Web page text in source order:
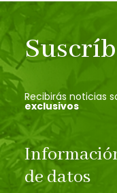
Recibirás noticias
exclusivos
de datos